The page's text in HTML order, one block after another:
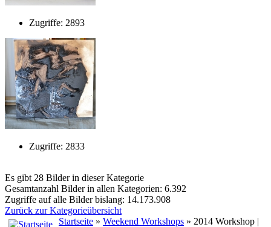
Zugriffe: 2893
Zugriffe: 2833
Es gibt 28 Bilder in dieser Kategorie
Gesamtanzahl Bilder in allen Kategorien: 6.392
Zugriffe auf alle Bilder bislang: 14.173.908
Zurück zur Kategorieübersicht
Startseite » Weekend Workshops » 2014 Workshop |